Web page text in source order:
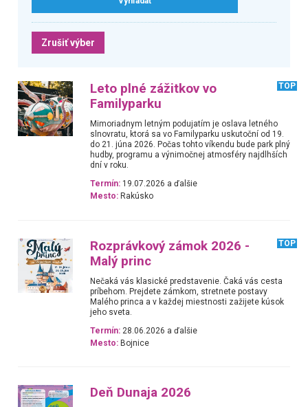
Zrušiť výber
Leto plné zážitkov vo
Familyparku
TOP
Mimoriadnym letným podujatím je oslava letného
slnovratu, ktorá sa vo Familyparku uskutoční od 19.
do 21. júna 2026. Počas tohto víkendu bude park plný
hudby, programu a výnimočnej atmosféry najdlhších
dní v roku.
Termín: 19.07.2026 a ďalšie
Mesto: Rakúsko
Rozprávkový zámok 2026 -
Malý princ
TOP
Nečaká vás klasické predstavenie. Čaká vás cesta
príbehom. Prejdete zámkom, stretnete postavy
Malého princa a v každej miestnosti zažijete kúsok
jeho sveta.
Termín: 28.06.2026 a ďalšie
Mesto: Bojnice
Deň Dunaja 2026